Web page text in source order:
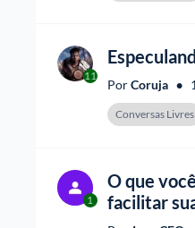
11
Por Coruja •
Conversas Livres
1
O que
facilitar